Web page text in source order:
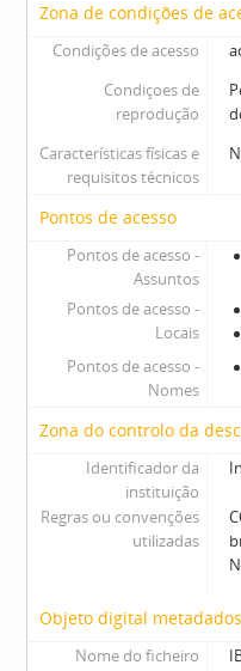
Zona de condições de
Condições de acesso
Condiçoes de
reprodução
Características físicas e
requisitos técnicos
Pontos de acesso
Pontos de acesso -
Assuntos
Pontos de acesso -
Locais
Pontos de acesso -
Nomes
Zona do controlo da
Identificador da
instituição
Regras ou convenções
utilizadas
Objeto digital metadados
Nome do ficheiro